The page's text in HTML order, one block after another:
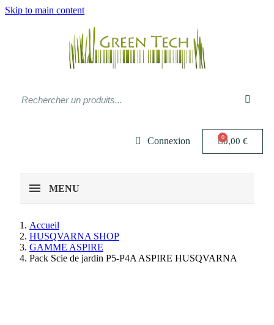
Skip to main content
Connexion 0,00 €
MENU
Accueil
HUSQVARNA SHOP
GAMME ASPIRE
Pack Scie de jardin P5-P4A ASPIRE HUSQVARNA